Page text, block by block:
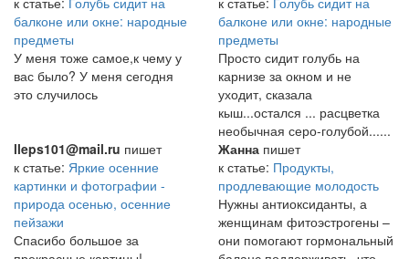
балконе или окне: народные
предметы
У меня тоже самое,к чему у
вас было? У меня сегодня
это случилось
балконе или окне: народные
предметы
Просто сидит голубь на
карнизе за окном и не
уходит, сказала
кыш...остался ... расцветка
необычная серо-голубой......
lleps101@mail.ru пишет
к статье: Яркие осенние
картинки и фотографии -
природа осенью, осенние
пейзажи
Спасибо большое за
Жанна пишет
к статье: Продукты,
продлевающие молодость
Нужны антиоксиданты, а
женщинам фитоэстрогены –
они помогают гормональный